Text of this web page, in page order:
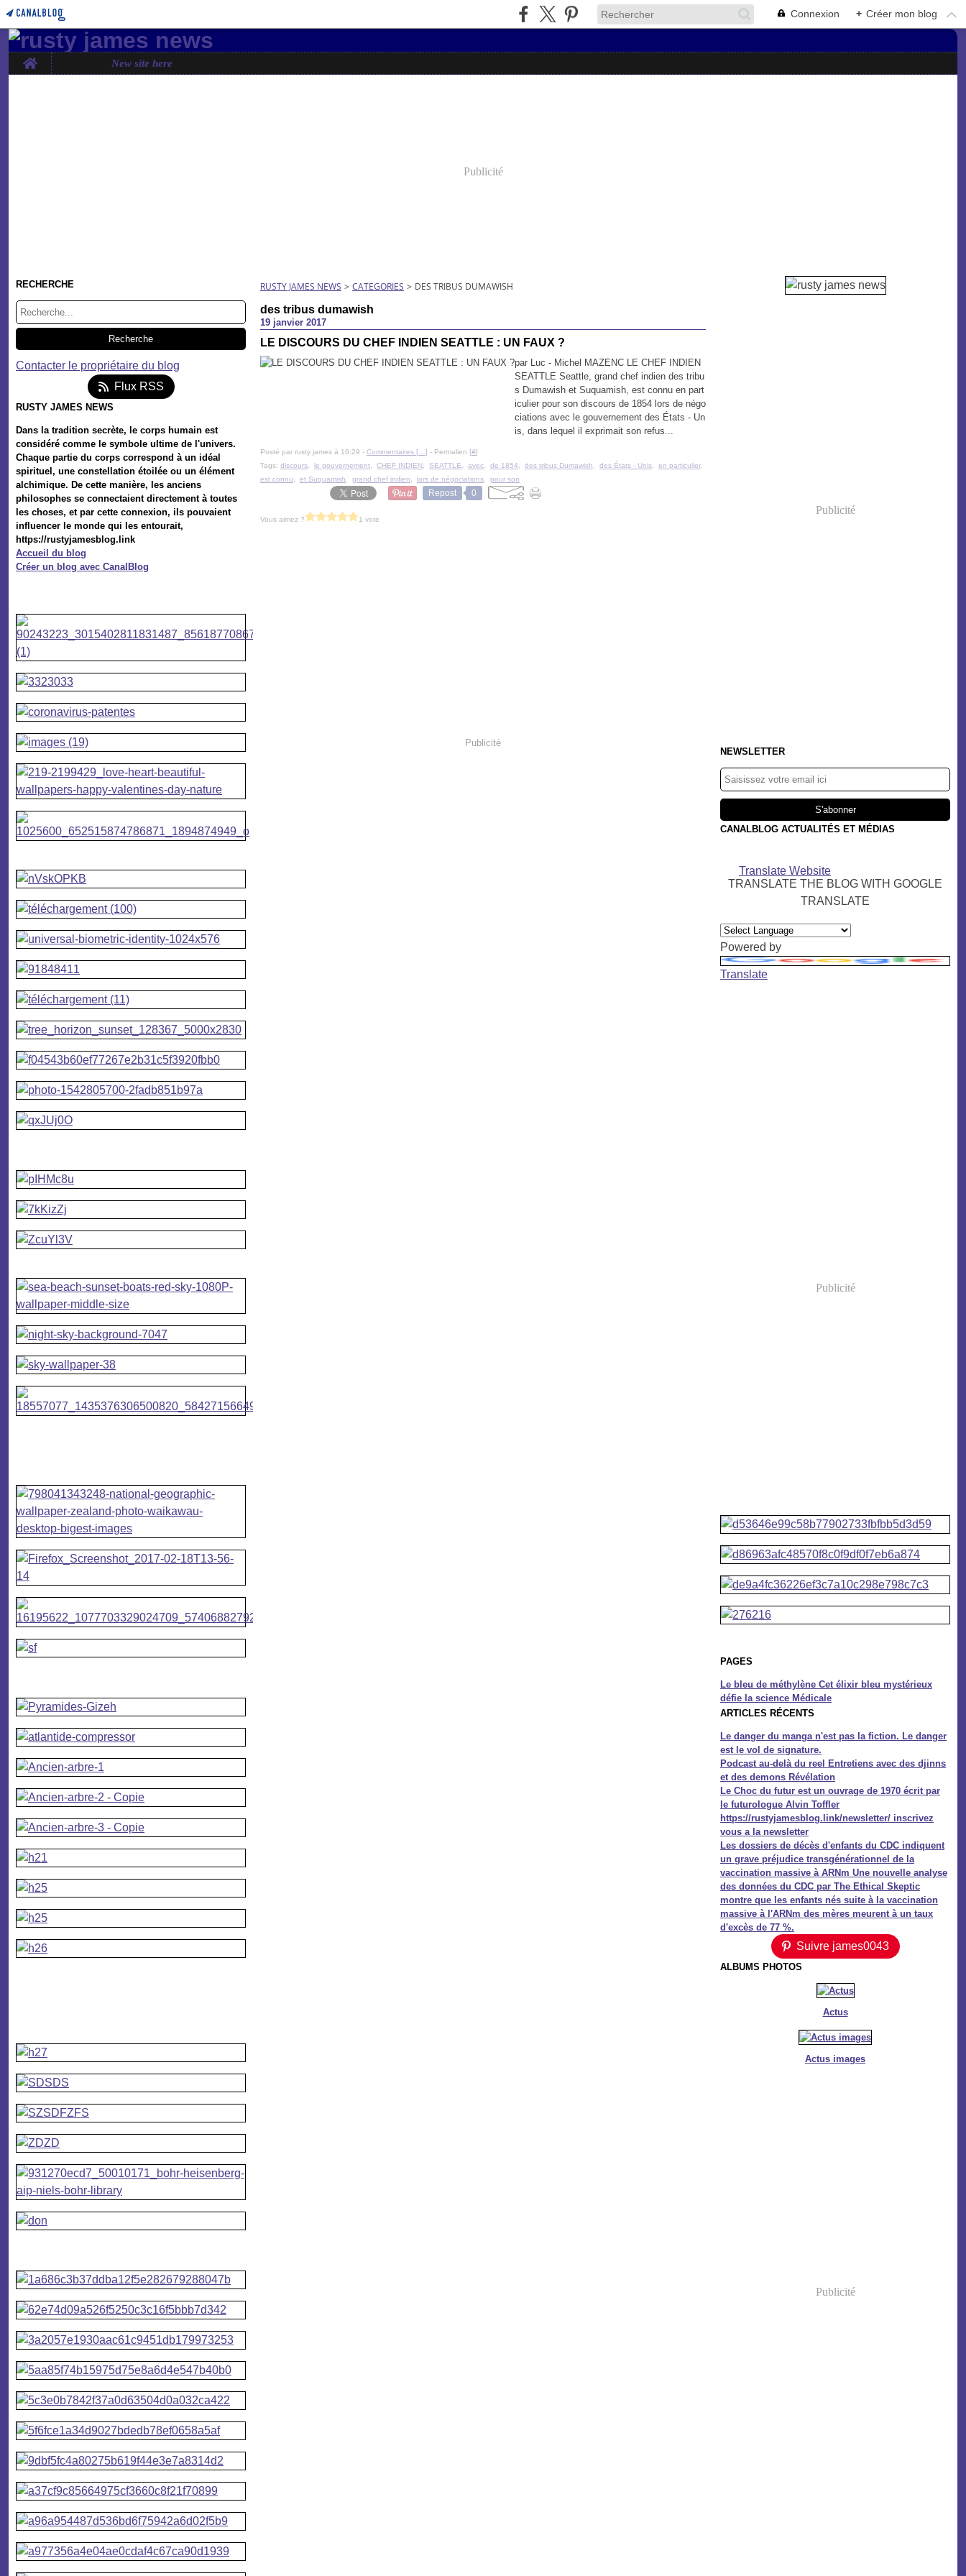
Connexion + Créer mon blog
Home New site here
Publicité
RECHERCHE
Contacter le propriétaire du blog
Flux RSS
RUSTY JAMES NEWS
Dans la tradition secrète, le corps humain est
considéré comme le symbole ultime de l'univers.
Chaque partie du corps correspond à un idéal
spirituel, une constellation étoilée ou un élément
alchimique. De cette manière, les anciens
philosophes se connectaient directement à toutes
les choses, et par cette connexion, ils pouvaient
influencer le monde qui les entourait,
https://rustyjamesblog.link
Accueil du blog
Créer un blog avec CanalBlog
RUSTY JAMES NEWS > CATEGORIES > DES TRIBUS DUMAWISH
des tribus dumawish
19 janvier 2017
LE DISCOURS DU CHEF INDIEN SEATTLE : UN FAUX ?
par Luc - Michel MAZENC LE CHEF INDIEN
SEATTLE Seattle, grand chef indien des tribu
s Dumawish et Suquamish, est connu en part
iculier pour son discours de 1854 lors de négo
ciations avec le gouvernement des États - Un
is, dans lequel il exprimait son refus...
Posté par rusty james à 16:29 - Commentaires [ ] - Permalien [#]
Tags: discours le gouvernement CHEF INDIEN SEATTLE avec de 1854 des tribus Dumawish des États - Unis en particulier,
est connu
et Suquamish grand chef indien lors de négociations pour son
Repost 0
Vous aimez ? 1 vote
Publicité
Publicité
NEWSLETTER
CANALBLOG ACTUALITÉS ET MÉDIAS
Translate Website
TRANSLATE THE BLOG WITH GOOGLE
TRANSLATE
Powered by
Translate
Publicité
PAGES
Le bleu de méthylène Cet élixir bleu mystérieux
défie la science Médicale
ARTICLES RÉCENTS
Le danger du manga n'est pas la fiction. Le danger
est le vol de signature.
Podcast au-delà du reel Entretiens avec des djinns
et des demons Révélation
Le Choc du futur est un ouvrage de 1970 écrit par
le futurologue Alvin Toffler
https://rustyjamesblog.link/newsletter/ inscrivez
vous a la newsletter
Les dossiers de décès d'enfants du CDC indiquent
un grave préjudice transgénérationnel de la
vaccination massive à ARNm Une nouvelle analyse
des données du CDC par The Ethical Skeptic
montre que les enfants nés suite à la vaccination
massive à l'ARNm des mères meurent à un taux
d'excès de 77 %.
Suivre james0043
ALBUMS PHOTOS
Actus
Actus images
Publicité